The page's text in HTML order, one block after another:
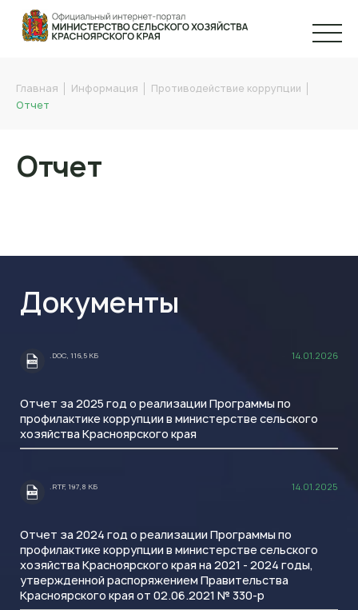
Главная Информация
Противодействие коррупции
Отчет
Отчет
Документы
.DOC
.DOC, 116,5 КБ 14.01.2026
Отчет за 2025 год о реализации Программы по
профилактике коррупции в министерстве сельского
хозяйства Красноярского края
.RTF
.RTF, 197,8 КБ 14.01.2025
Отчет за 2024 год о реализации Программы по
профилактике коррупции в министерстве сельского
хозяйства Красноярского края на 2021 - 2024 годы,
утвержденной распоряжением Правительства
Красноярского края от 02.06.2021 № 330-р